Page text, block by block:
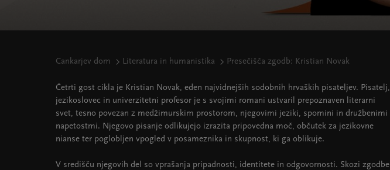
Cankarjev dom Literatura in humanistika Presečišča zgodb: Kristian Novak
Četrti gost cikla je Kristian Novak, eden najvidnejših sodobnih hrvaških pisateljev. Pisatelj,
jezikoslovec in univerzitetni profesor je s svojimi romani ustvaril prepoznaven literarni
svet, tesno povezan z medžimurskim prostorom, njegovimi jeziki, spomini in družbenimi
napetostmi. Njegovo pisanje odlikujejo izrazita pripovedna moč, občutek za jezikovne
nianse ter poglobljen vpogled v posameznika in skupnost, ki ga oblikuje.
V središču njegovih del so vprašanja pripadnosti, identitete in odgovornosti. Skozi zgodbe